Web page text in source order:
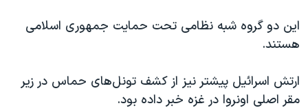
این دو گروه شبه نظامی تحت حمایت جمهوری اسلامی
هستند.
ارتش اسرائیل پیشتر نیز از کشف تونل‌های حماس در زیر
مقر اصلی اونروا در غزه خبر داده بود.